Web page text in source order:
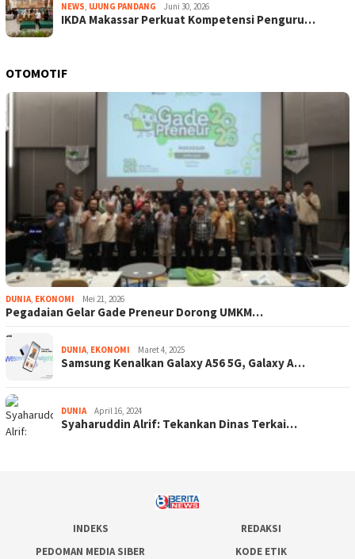
NEWS, UJUNG PANDANG Juni 30, 2026
IKDA Makassar Perkuat Kompetensi Penguru…
OTOMOTIF
DUNIA, EKONOMI Mei 21, 2026
Pegadaian Gelar Gade Preneur Dorong UMKM…
DUNIA, EKONOMI Maret 4, 2025
Samsung Kenalkan Galaxy A56 5G, Galaxy A…
DUNIA April 16, 2024
Syaharuddin Alrif: Tekankan Dinas Terkai…
INDEKS
REDAKSI
PEDOMAN MEDIA SIBER
KODE ETIK